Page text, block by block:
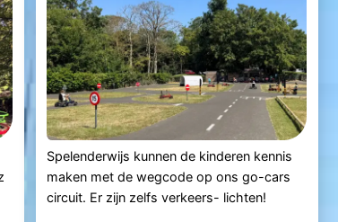
Spelenderwijs kunnen de kinderen kennis
maken met de wegcode op ons go-cars
circuit. Er zijn zelfs verkeers- lichten!